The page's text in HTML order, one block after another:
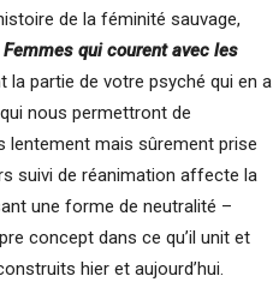
de la féminité sauvage,
Femmes qui courent avec les
la partie de votre psyché qui en a
nous permettront de
lentement mais sûrement prise
suivi de réanimation affecte la
une forme de neutralité –
concept dans ce qu’il unit et
hier et aujourd’hui.